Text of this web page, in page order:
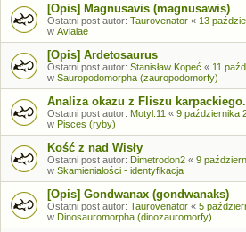
[Opis] Magnusavis (magnusawis)
Ostatni post autor: Taurovenator « 13
w Avialae
[Opis] Ardetosaurus
Ostatni post autor: Stanisław Kopeć « 11
w Sauropodomorpha (zauropodomorfy)
Analiza okazu z Fliszu
Ostatni post autor: Motyl.11 « 9 października
w Pisces (ryby)
Kość z nad Wisły
Ostatni post autor: Dimetrodon2 « 9
w Skamieniałości - identyfikacja
[Opis] Gondwanax (gondwanaks)
Ostatni post autor: Taurovenator « 5
w Dinosauromorpha (dinozauromorfy)